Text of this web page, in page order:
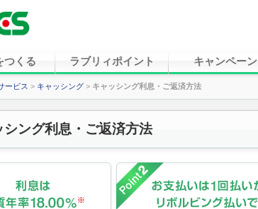
つくる ラブリィポイント キャンペーン
ービス > キャッシング > キャッシング利息・ご返済方法
シング利息・ご返済方法